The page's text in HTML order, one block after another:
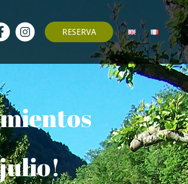
RESERVA
julio!